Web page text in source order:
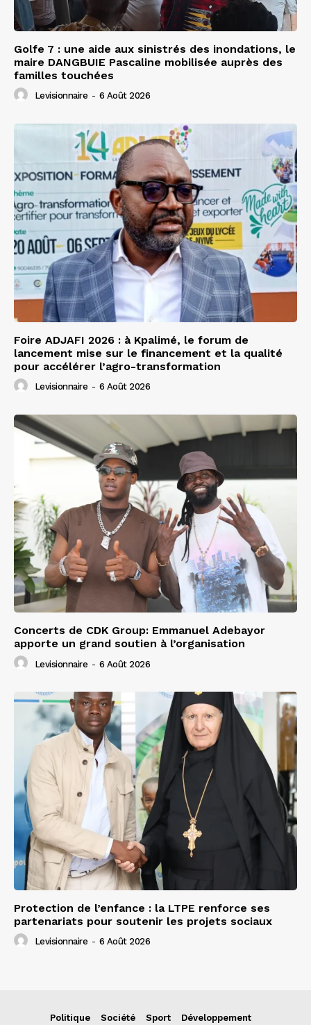
Golfe 7 : une aide aux sinistrés des inondations, le
maire DANGBUIE Pascaline mobilisée auprès des
familles touchées
Levisionnaire - 6 Août 2026
Foire ADJAFI 2026 : à Kpalimé, le forum de
lancement mise sur le financement et la qualité
pour accélérer l’agro-transformation
Levisionnaire - 6 Août 2026
Concerts de CDK Group: Emmanuel Adebayor
apporte un grand soutien à l’organisation
Levisionnaire - 6 Août 2026
Protection de l’enfance : la LTPE renforce ses
partenariats pour soutenir les projets sociaux
Levisionnaire - 6 Août 2026
Politique Société Sport
Développement